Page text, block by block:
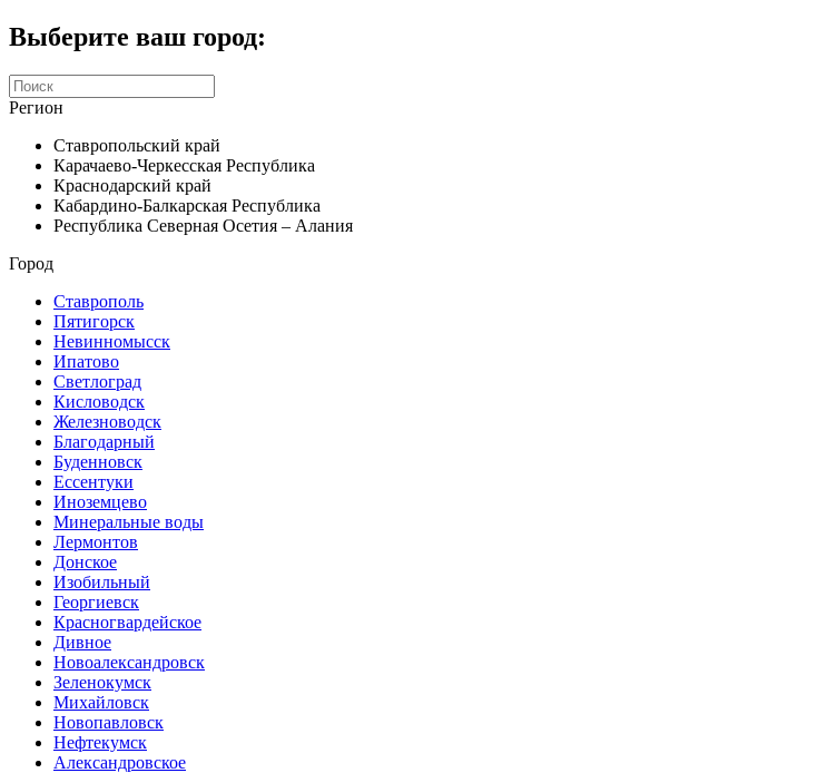
Выберите ваш город:
Регион
Ставропольский край
Карачаево-Черкесская Республика
Краснодарский край
Кабардино-Балкарская Республика
Республика Северная Осетия – Алания
Город
Ставрополь
Пятигорск
Невинномысск
Ипатово
Светлоград
Кисловодск
Железноводск
Благодарный
Буденновск
Ессентуки
Иноземцево
Минеральные воды
Лермонтов
Донское
Изобильный
Георгиевск
Красногвардейское
Дивное
Новоалександровск
Зеленокумск
Михайловск
Новопавловск
Нефтекумск
Александровское